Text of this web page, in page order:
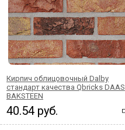
Кирпич облицовочный Dalby
стандарт качества Qbricks DAAS
BAKSTEEN
40.54 руб.